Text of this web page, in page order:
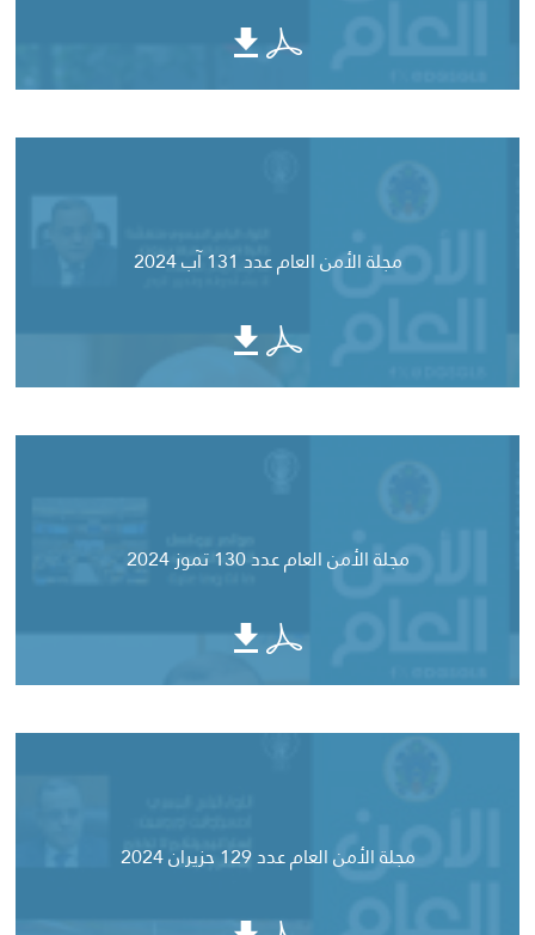
مجلة الأمن العام عدد 131 آب 2024
مجلة الأمن العام عدد 130 تموز 2024
مجلة الأمن العام عدد 129 حزيران 2024